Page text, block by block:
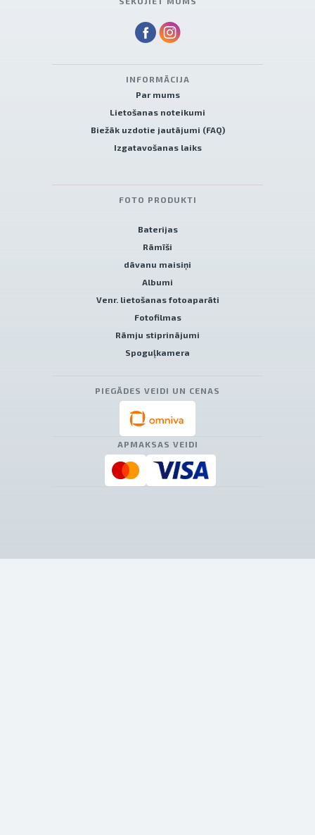
INFORMĀCIJA
Par mums
Lietošanas noteikumi
Biežāk uzdotie jautājumi (FAQ)
Izgatavošanas laiks
FOTO PRODUKTI
Baterijas
Rāmīši
dāvanu maisiņi
Albumi
Venr. lietošanas fotoaparāti
Fotofilmas
Rāmju stiprinājumi
Spoguļkamera
PIEGĀDES VEIDI UN CENAS
APMAKSAS VEIDI